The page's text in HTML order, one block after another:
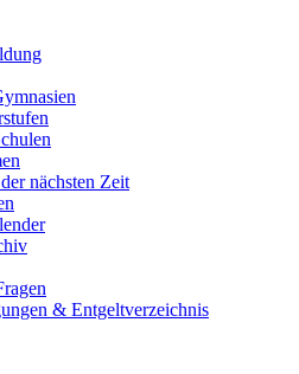
nächsten Zeit
& Entgeltverzeichnis